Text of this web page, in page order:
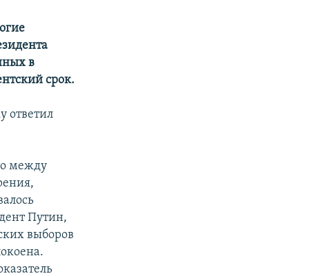
в
срок.
ответил
между
Путин,
выборов